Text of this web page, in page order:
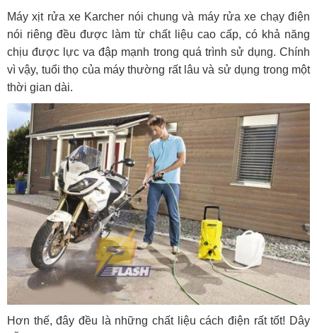
Máy xịt rửa xe Karcher nói chung và máy rửa xe chạy điện
nói riêng đều được làm từ chất liệu cao cấp, có khả năng
chịu được lực va đập mạnh trong quá trình sử dụng. Chính
vì vậy, tuổi thọ của máy thường rất lâu và sử dụng trong một
thời gian dài.
Hơn thế, đây đều là những chất liệu cách điện rất tốt! Dây